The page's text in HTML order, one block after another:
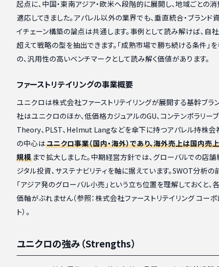
起点に、中国・東南アジア・欧米へ段階的に展開し、地域ごとの
適応してきました。アパレル以外の業界でも、垂直統合・ブランド
イチェーン構築の論点は共通します。事例として読み解けば、自
超えて戦略の型を抽出できます。「成熟市場で勝ち続ける条件」
の、汎用性の高いベンチマークとして読み解く価値があります。
ファーストリテイリングの事業概要
ユニクロは株式会社ファーストリテイリングが展開する基幹ブラ
社はユニクロのほか、低価格カジュアルのGU、コンテンポラリー
Theory、PLST、Helmut Langなどを傘下に持つアパレル持株会
の中心はユニクロ事業（国内・海外）であり、海外売上は国内売
規模まで拡大しました。中期経営方針では、グローバルでの店舗
ジタル投資、サステナビリティを軸に据えています。SWOT分析の
「アジア発のグローバル小売」という立ち位置を理解しておくと、
価軸がぶれません（参照：株式会社ファーストリテイリング コー
ト）。
ユニクロの強み（Strengths）